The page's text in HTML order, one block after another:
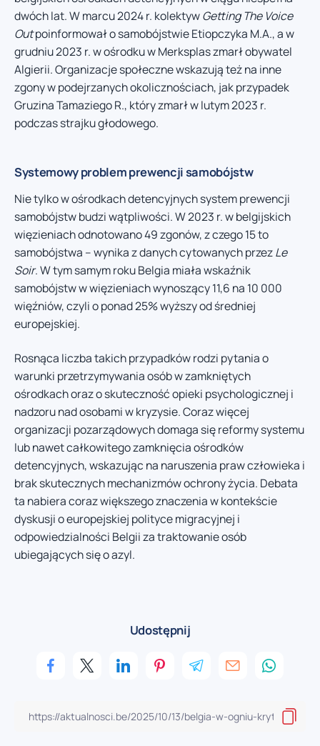
dwóch lat. W marcu 2024 r. kolektywGetting The Voice
Outpoinformował o samobójstwie Etiopczyka M.A., a w
grudniu 2023 r. w ośrodku w Merksplas zmarł obywatel
Algierii. Organizacje społeczne wskazują też na inne
zgony w podejrzanych okolicznościach, jak przypadek
Gruzina Tamaziego R., który zmarł w lutym 2023 r.
podczas strajku głodowego.
Systemowy problem prewencji samobójstw
Nie tylko w ośrodkach detencyjnych system prewencji
samobójstw budzi wątpliwości. W 2023 r. w belgijskich
więzieniach odnotowano 49 zgonów, z czego 15 to
samobójstwa – wynika z danych cytowanych przezLe
Soir. W tym samym roku Belgia miała wskaźnik
samobójstw w więzieniach wynoszący 11,6 na 10 000
więźniów, czyli o ponad 25% wyższy od średniej
europejskiej.
Rosnąca liczba takich przypadków rodzi pytania o
warunki przetrzymywania osób w zamkniętych
ośrodkach oraz o skuteczność opieki psychologicznej i
nadzoru nad osobami w kryzysie. Coraz więcej
organizacji pozarządowych domaga się reformy systemu
lub nawet całkowitego zamknięcia ośrodków
detencyjnych, wskazując na naruszenia praw człowieka i
brak skutecznych mechanizmów ochrony życia. Debata
ta nabiera coraz większego znaczenia w kontekście
dyskusji o europejskiej polityce migracyjnej i
odpowiedzialności Belgii za traktowanie osób
ubiegających się o azyl.
Udostępnij